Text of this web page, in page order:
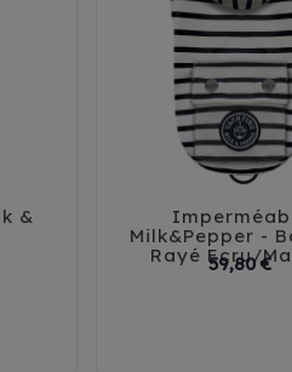
&
 
Milk&Pepper -
Rayé Ecru/
59,80 €